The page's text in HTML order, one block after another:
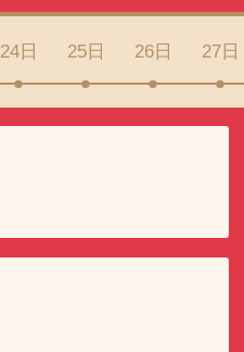
24日 25日 26日 27日